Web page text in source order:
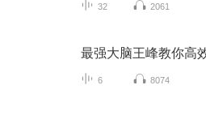
32 2061
最强大脑王峰教你高
6 8074